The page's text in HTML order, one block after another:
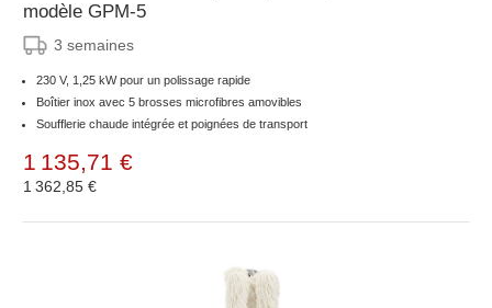
modèle GPM-5
3 semaines
230 V, 1,25 kW pour un polissage rapide
Boîtier inox avec 5 brosses microfibres amovibles
Soufflerie chaude intégrée et poignées de transport
1 135,71 €
1 362,85 €